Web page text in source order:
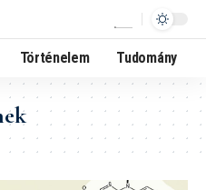
Történelem Tudomány